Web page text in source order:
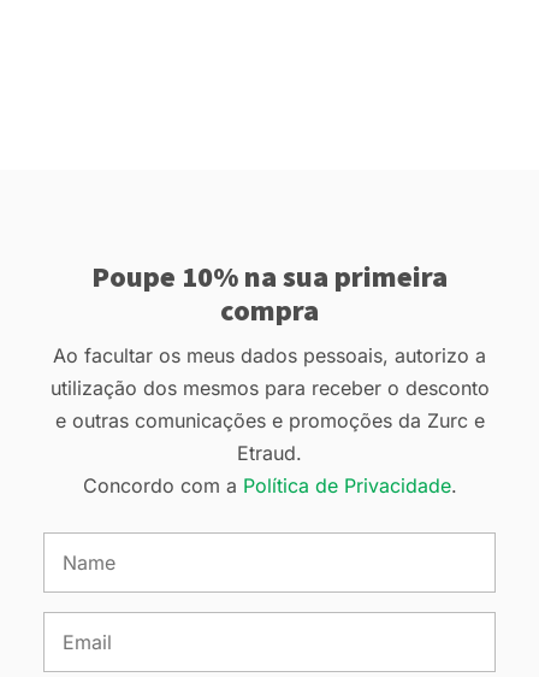
Poupe 10% na sua primeira
compra
Ao facultar os meus dados pessoais, autorizo a
utilização dos mesmos para receber o desconto
e outras comunicações e promoções da Zurc e
Etraud.
Concordo com a Política de Privacidade.